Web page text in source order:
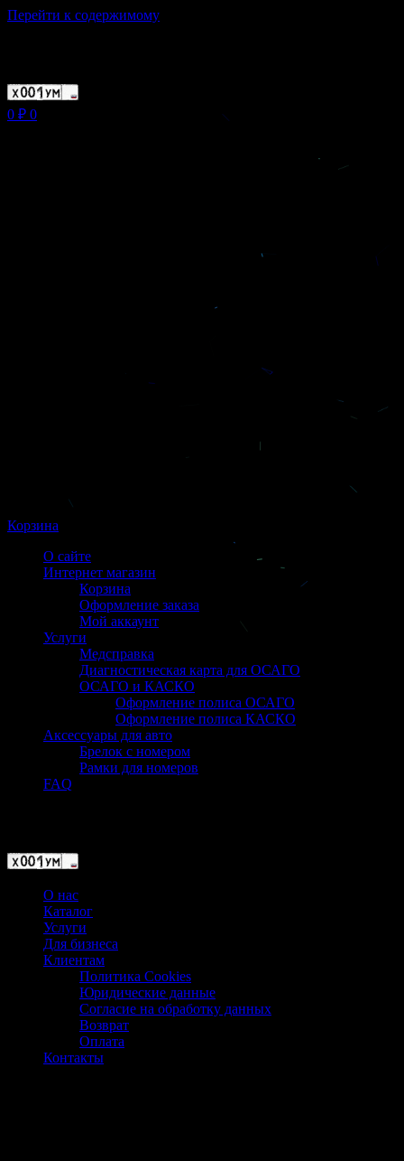
Перейти к содержимому
0 ₽ 0
Корзина
О сайте
Интернет магазин
Корзина
Оформление заказа
Мой аккаунт
Услуги
Медсправка
Диагностическая карта для ОСАГО
ОСАГО и КАСКО
Оформление полиса ОСАГО
Оформление полиса КАСКО
Аксессуары для авто
Брелок с номером
Рамки для номеров
FAQ
О нас
Каталог
Услуги
Для бизнеса
Клиентам
Политика Cookies
Юридические данные
Согласие на обработку данных
Возврат
Оплата
Контакты